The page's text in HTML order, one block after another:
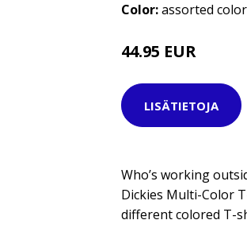
Color:assorted color
44.95 EUR
LISÄTIETOJA
Who’s working
Dickies Multi-Color
different colored T-